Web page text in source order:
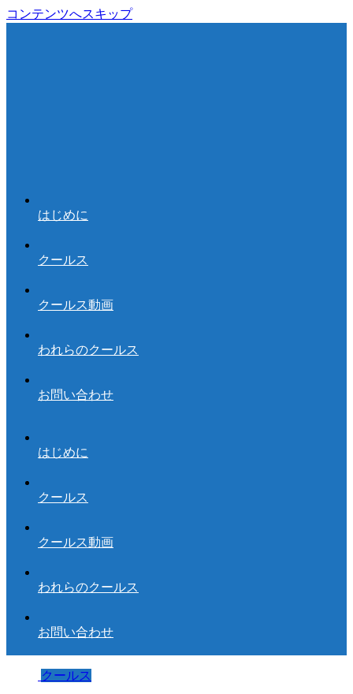
コンテンツへスキップ
はじめに
クールス
クールス動画
われらのクールス
お問い合わせ
はじめに
クールス
クールス動画
われらのクールス
お問い合わせ
クールス